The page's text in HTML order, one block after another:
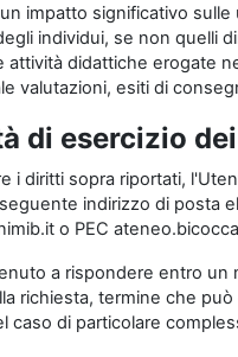
impatto significativo sulle
individui, se non quelli
attività didattiche erogate
valutazioni, esiti di
di esercizio
i diritti sopra riportati,
indirizzo di posta
o PEC
a rispondere entro un
richiesta, termine che
caso di particolare